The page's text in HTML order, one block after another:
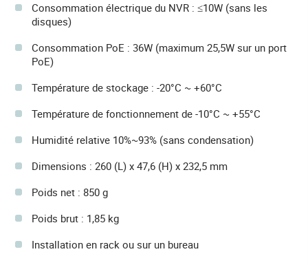
Consommation électrique du NVR : ≤10W (sans les
disques)
Consommation PoE : 36W (maximum 25,5W sur un port
PoE)
Température de stockage : -20°C ~ +60°C
Température de fonctionnement de -10°C ~ +55°C
Humidité relative 10%~93% (sans condensation)
Dimensions : 260 (L) x 47,6 (H) x 232,5 mm
Poids net : 850 g
Poids brut : 1,85 kg
Installation en rack ou sur un bureau